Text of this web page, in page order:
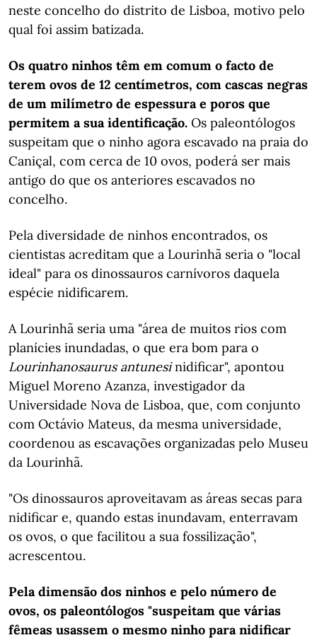
neste concelho do distrito de Lisboa, motivo pelo
qual foi assim batizada.
Os quatro ninhos têm em comum o facto de
terem ovos de 12 centímetros, com cascas negras
de um milímetro de espessura e poros que
permitem a sua identificação. Os paleontólogos
suspeitam que o ninho agora escavado na praia do
Caniçal, com cerca de 10 ovos, poderá ser mais
antigo do que os anteriores escavados no
concelho.
Pela diversidade de ninhos encontrados, os
cientistas acreditam que a Lourinhã seria o "local
ideal" para os dinossauros carnívoros daquela
espécie nidificarem.
A Lourinhã seria uma "área de muitos rios com
planícies inundadas, o que era bom para o
Lourinhanosaurus antunesinidificar", apontou
Miguel Moreno Azanza, investigador da
Universidade Nova de Lisboa, que, com conjunto
com Octávio Mateus, da mesma universidade,
coordenou as escavações organizadas pelo Museu
da Lourinhã.
"Os dinossauros aproveitavam as áreas secas para
nidificar e, quando estas inundavam, enterravam
os ovos, o que facilitou a sua fossilização",
acrescentou.
Pela dimensão dos ninhos e pelo número de
ovos, os paleontólogos "suspeitam que várias
fêmeas usassem o mesmo ninho para nidificar